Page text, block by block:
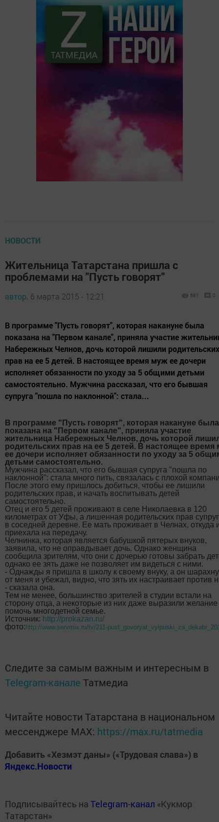
НОВОСТИ
Жительница Татарстана пришла с
проблемами на "Пусть говорят"
автор, 6 марта 2015 - 12:21 681 0
В программе "Пусть говорят", которая накануне была
показана на "Первом канале", приняла участие
Набережных Челнов, дочь которой лишили родительских
прав на ее 5 детей. В настоящее время муж ее дочери
исполняет обязанности по уходу за 5 общими детьми
самостоятельно. Мужчина рассказал, что его бывшая
супруга "пошла по наклонной": стала...
В программе "Пусть говорят", которая накануне была
показана на "Первом канале", приняла участие
жительница Набережных Челнов, дочь которой
родительских прав на ее 5 детей. В настоящее время
ее дочери исполняет обязанности по уходу за 5
детьми самостоятельно.
Мужчина рассказал, что его бывшая супруга "пошла по
наклонной": стала много пить, связалась с плохой
После этого ему пришлось добиться, чтобы ее лишили
родительских прав, и начать воспитывать детей
самостоятельно.
Отец и его 5 детей проживают в селе Николаевка в 120
километрах от Уфы, а лишенная родительских прав
в соседней деревне. Ее мать проживает в Челнах, откуда
приехала на передачу.
Челнинка, которая является бабушкой пятерых внуков,
заявила, что не оправдывает дочь. Однако женщина
сообщила зрителям, что они с дочерью готовы забрать
однако ее зять даже не позволяет им видеться с ними.
- Однажды я пришла в школу к своему внуку, а он
от меня и убежал, видно, что зять их настраивает против
- сказала она.
Тем не менее, большинство зрителей в студии встали на
сторону отца, а некоторые из них даже выразили желание
помочь многодетной семье.
Источник: http://prokazan.ru/
фото: http://www.servmix.ru/tv/211-
Следите за самым важным и интересным в
Telegram-канале Татмедиа
Читайте новости Татарстана в национальном
мессенджере MАХ: https://max.ru/tatmedia
Добавить «Хезмэт даны» («Трудовая слава») в
Яндекс.Новости
Подписывайтесь на Telegram-канал «Кукмор
Татарстан»